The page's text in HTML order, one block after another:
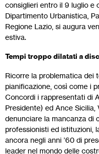
consiglieri entro il 9 luglio e
Dipartimento Urbanistica,
Regione Lazio, si augura
estiva.
Tempi troppo dilatati a
Ricorre la problematica dei
pianificazione, così come i
Concordi i rappresentati di
Presidente) ed Ance
denunciare la mancanza di
professionisti ed istituzioni,
ancora negli anni ’60 di
leader nel mondo delle